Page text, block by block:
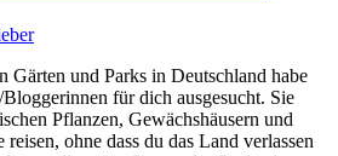
Gärten und Parks in Deutschland habe
für dich ausgesucht. Sie
Pflanzen, Gewächshäusern und
ohne dass du das Land verlassen